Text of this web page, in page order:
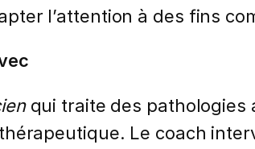
l’attention à des fins
qui traite des pathologies
Le coach